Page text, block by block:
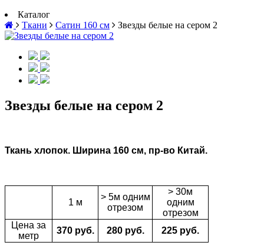
Каталог
Ткани
Сатин 160 см Звезды белые на сером 2
Звезды белые на сером 2
Ткань хлопок. Ширина 160 см, пр-во Китай.
1 м
> 5м одним
отрезом
> 30м
одним
отрезом
Цена за
метр
370 руб. 280 руб. 225 руб.